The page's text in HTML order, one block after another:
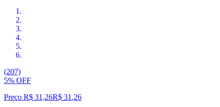
(207)
5% OFF
Preço R$ 31,26R$ 31 ,26